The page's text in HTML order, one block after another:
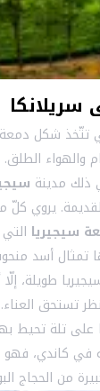
سريلانكا
تتّخذ شكل
والهواء
ذلك مدينة
يروي كلّ
سيجيريا
تمثال أسد
طويلة، إلّا
تستحق
تلة تحيط بها
في كاندي، فهو
من الحجاج